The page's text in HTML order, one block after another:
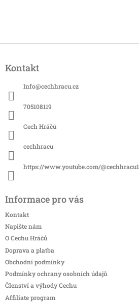
pKontakt
Info@cechhracu.cz
705108119
Cech Hráčů
cechhracu
https://www.youtube.com/@cechhracu1
Informace pro vás
Kontakt
Napište nám
O Cechu Hráčů
Doprava a platba
Obchodní podmínky
Podmínky ochrany osobních údajů
Členství a výhody Cechu
Affiliate program